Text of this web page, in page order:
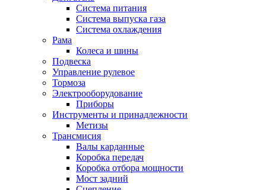
Система питания
Система выпуска газа
Система охлаждения
Рама
Колеса и шины
Подвеска
Управление рулевое
Тормоза
Электрооборудование
Приборы
Инструменты и принадлежности
Метизы
Трансмисия
Валы карданные
Коробка передач
Коробка отбора мощности
Мост задний